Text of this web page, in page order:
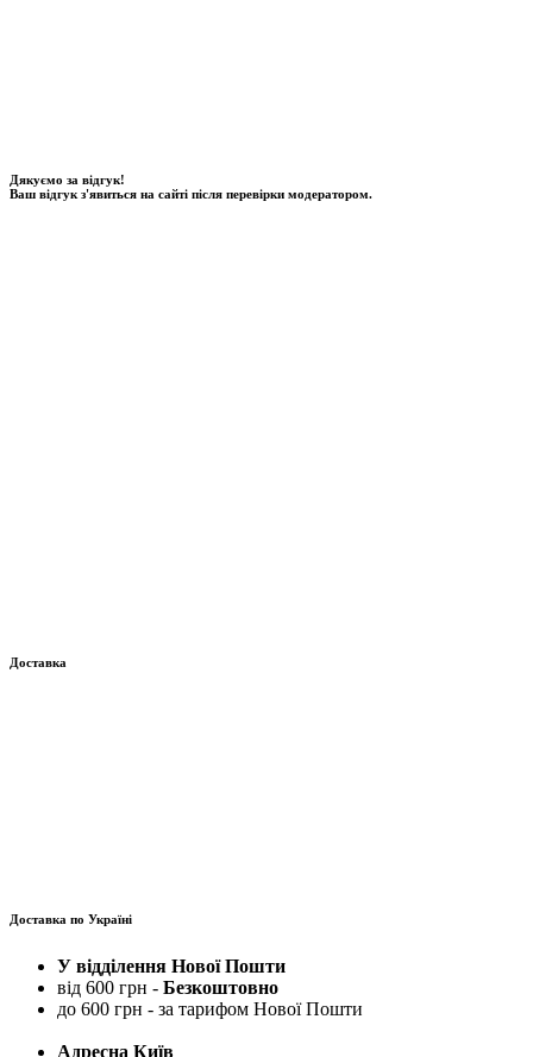
Дякуємо за відгук!
Ваш відгук з'явиться на сайті після перевірки модератором.
Доставка
Доставка по Україні
У відділення Нової Пошти
від 600 грн - Безкоштовно
до 600 грн - за тарифом Нової Пошти
Адресна Київ